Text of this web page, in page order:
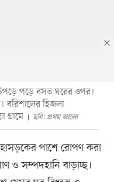
উপড়ে পড়ে বসত ঘরের ওপর।
বরিশালের হিজলা
ছবি: প্রথম আলো
পাশে রোপণ করা
ও সম্পদহানি বাড়াচ্ছ।